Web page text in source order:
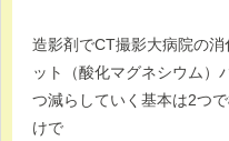
造影剤でCT撮影大病院の
ット（酸化マグネシウム
つ減らしていく基本は2つ
けで